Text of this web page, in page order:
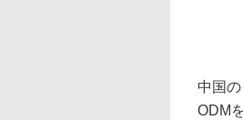
中国
ODM